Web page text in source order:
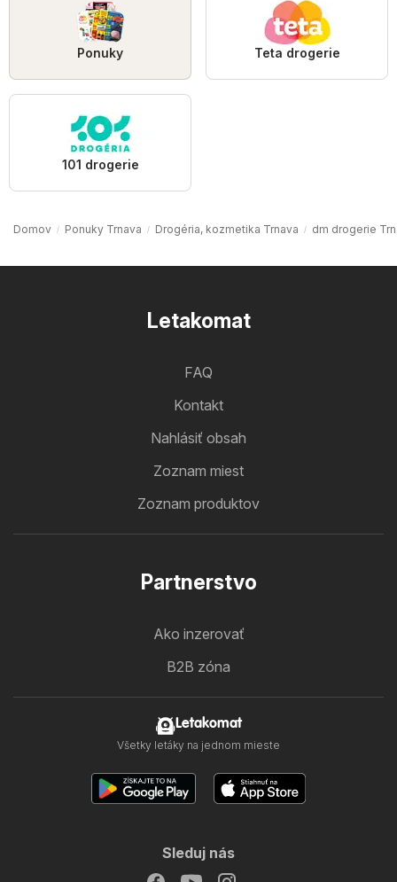
Ponuky Teta drogerie
101 drogerie
Domov Ponuky Trnava Drogéria, kozmetika Trnava dm drogerie
Letakomat
FAQ
Kontakt
Nahlásiť obsah
Zoznam miest
Zoznam produktov
Partnerstvo
Ako inzerovať
B2B zóna
Letakomat
Všetky letáky na jednom mieste
Sleduj nás